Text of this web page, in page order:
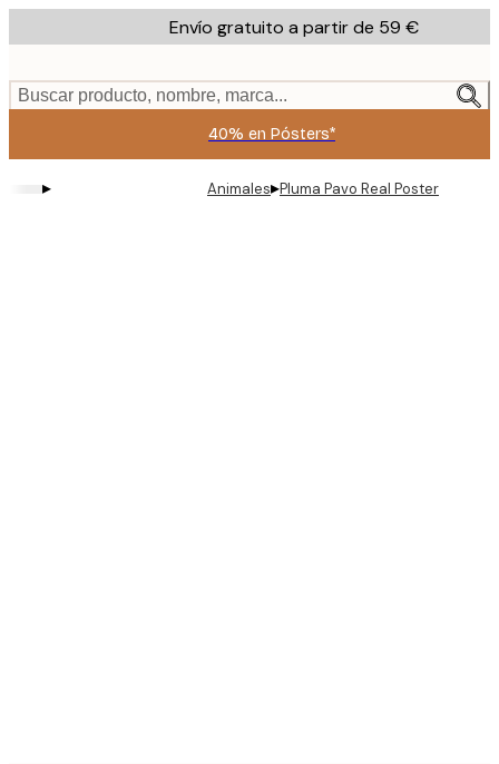
to
content.
Envío gratuito a partir de 59 €
Buscar producto, nombre, marca...
40% en Pósters*
▸ Animales▸Pluma Pavo Real Poster